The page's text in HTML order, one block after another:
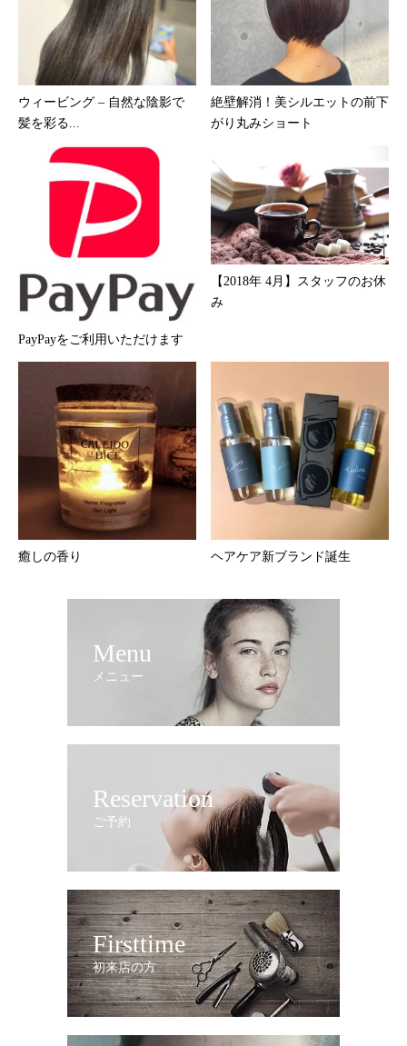
ウィービング – 自然な陰影で
髪を彩る...
絶壁解消！美シルエットの前下
がり丸みショート
PayPayをご利用いただけます
【2018年 4月】スタッフのお休
み
癒しの香り ヘアケア新ブランド誕生
Menu
メニュー
Reservation
ご予約
Firsttime
初来店の方